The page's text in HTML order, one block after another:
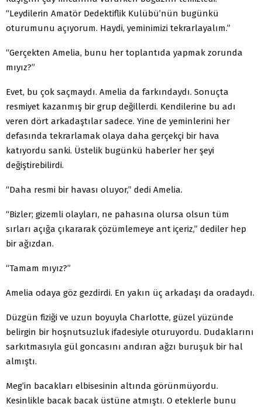
“Leydilerin Amatör Dedektiflik Kulübü’nün bugünkü
oturumunu açıyorum. Haydi, yeminimizi tekrarlayalım.”
“Gerçekten Amelia, bunu her toplantıda yapmak zorunda
mıyız?”
Evet, bu çok saçmaydı. Amelia da farkındaydı. Sonuçta
resmiyet kazanmış bir grup değillerdi. Kendilerine bu adı
veren dört arkadaştılar sadece. Yine de yeminlerini her
defasında tekrarlamak olaya daha gerçekçi bir hava
katıyordu sanki. Üstelik bugünkü haberler her şeyi
değiştirebilirdi.
“Daha resmi bir havası oluyor,” dedi Amelia.
“Bizler; gizemli olayları, ne pahasına olursa olsun tüm
sırları açığa çıkararak çözümlemeye ant içeriz,” dediler hep
bir ağızdan.
“Tamam mıyız?”
Amelia odaya göz gezdirdi. En yakın üç arkadaşı da oradaydı.
Düzgün fiziği ve uzun boyuyla Charlotte, güzel yüzünde
belirgin bir hoşnutsuzluk ifadesiyle oturuyordu. Dudaklarını
sarkıtmasıyla gül goncasını andıran ağzı buruşuk bir hal
almıştı.
Meg’in bacakları elbisesinin altında görünmüyordu.
Kesinlikle bacak bacak üstüne atmıştı. O eteklerle bunu